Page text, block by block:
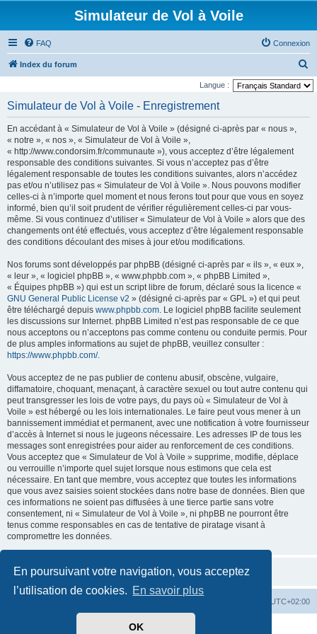
En poursuivant votre navigation, vous acceptez
l’utilisation de cookies. En savoir plus
OK
Simulateur de Vol à Voile
FAQ Connexion
Index du forum
e
Langue :
Simulateur de Vol à Voile - Enregistrement
En accédant à « Simulateur de Vol à Voile » (désigné ci-après par « nous »,
« notre », « nos », « Simulateur de Vol à Voile »,
« http://www.condorsim.fr/communaute »), vous acceptez d’être légalement
responsable des conditions suivantes. Si vous n’acceptez pas d’être
légalement responsable de toutes les conditions suivantes, alors n’accédez
pas et/ou n’utilisez pas « Simulateur de Vol à Voile ». Nous pouvons modifier
celles-ci à n’importe quel moment et nous ferons tout pour que vous en soyez
informé, bien qu’il soit prudent de vérifier régulièrement celles-ci par vous-
même. Si vous continuez d’utiliser « Simulateur de Vol à Voile » alors que des
changements ont été effectués, vous acceptez d’être légalement responsable
des conditions découlant des mises à jour et/ou modifications.
Nos forums sont développés par phpBB (désigné ci-après par « ils », « eux »,
« leur », « logiciel phpBB », « www.phpbb.com », « phpBB Limited »,
« Équipes phpBB ») qui est un script libre de forum, déclaré sous la licence «
GNU General Public License v2 » (désigné ci-après par « GPL ») et qui peut
être téléchargé depuis www.phpbb.com. Le logiciel phpBB facilite seulement
les discussions sur Internet. phpBB Limited n’est pas responsable de ce que
nous acceptons ou n’acceptons pas comme contenu ou conduite permis. Pour
de plus amples informations au sujet de phpBB, veuillez consulter :
https://www.phpbb.com/.
Vous acceptez de ne pas publier de contenu abusif, obscène, vulgaire,
diffamatoire, choquant, menaçant, à caractère sexuel ou tout autre contenu qui
peut transgresser les lois de votre pays, du pays où « Simulateur de Vol à
Voile » est hébergé ou les lois internationales. Le faire peut vous mener à un
bannissement immédiat et permanent, avec une notification à votre fournisseur
d’accès à Internet si nous le jugeons nécessaire. Les adresses IP de tous les
messages sont enregistrées pour aider au renforcement de ces conditions.
Vous acceptez que « Simulateur de Vol à Voile » supprime, modifie, déplace
ou verrouille n’importe quel sujet lorsque nous estimons que cela est
nécessaire. En tant que membre, vous acceptez que toutes les informations
que vous avez saisies soient stockées dans notre base de données. Bien que
ces informations ne soient pas diffusées à une tierce partie sans votre
consentement, ni « Simulateur de Vol à Voile », ni phpBB ne pourront être
tenus comme responsables en cas de tentative de piratage visant à
compromettre les données.
UTC+02:00
phpBB ® Forum Software © phpBB Limited